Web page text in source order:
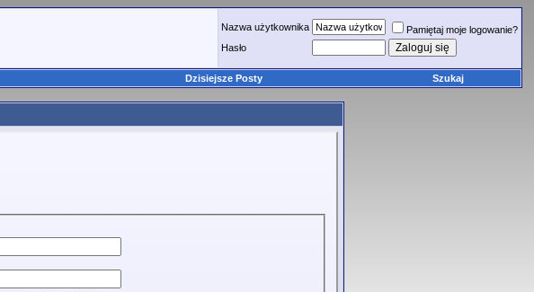
Nazwa użytkownika
Pamiętaj moje logowanie?
Hasło
Dzisiejsze Posty Szukaj